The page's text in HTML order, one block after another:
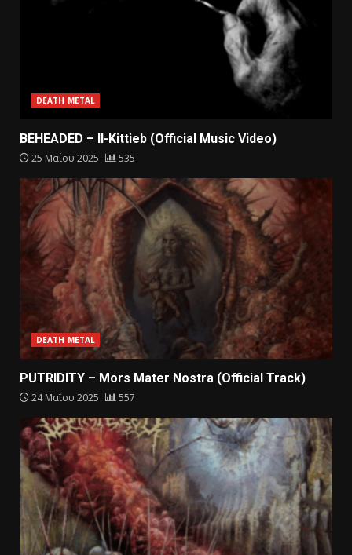
DEATH METAL
BEHEADED – Il-Kittieb (Official Music Video)
25 Μαΐου 2025 535
DEATH METAL
PUTRIDITY – Mors Mater Nostra (Official Track)
24 Μαΐου 2025 557